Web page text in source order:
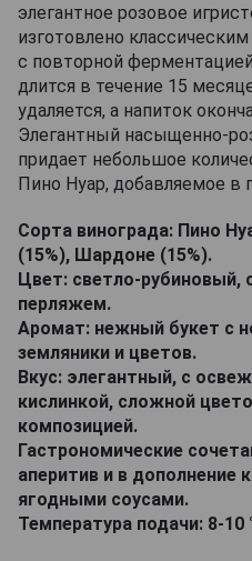
элегантное розовое
изготовлено
с повторной
длится в течение 15
удаляется, а напиток
Элегантный насыщенно-
придает небольшое
Пино Нуар, добавляемое в
Сорта винограда: Пино
(15%), Шардоне (15%).
Цвет: светло-рубиновый,
перляжем.
Аромат: нежный букет с
земляники и цветов.
Вкус: элегантный, с
кислинкой, сложной
композицией.
Гастрономические
аперитив и в
ягодными соусами.
Температура подачи: 8-10